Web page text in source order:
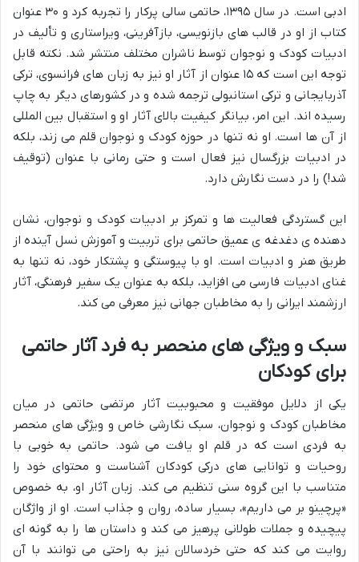
ادبی است. در سال ۱۳۹۵، حاتمی سالی پرکار را تجربه کرد و ۳۰ عنوان
کتاب از او در قالب های بازنویسی، بازآفرینی، ویراستاری و تألیف در
ادبیات کودک و نوجوان توسط ناشران مختلف منتشر شد. نکته قابل
توجه این است که ۱۵ عنوان از آثار او نیز به زبان های فرانسوی، ترکی
آذربایجانی و ترکی استانبولی ترجمه شده و در کشورهای دیگر به چاپ
رسیده اند. این امر، بیانگر کیفیت بالای آثار او و استقبال بین المللی
از آن ها است. او نه تنها در حوزه کودک و نوجوان قلم می زند، بلکه
در ادبیات بزرگسال نیز فعال است و حتی رمانی با عنوان (توقیف
شد!) را در دست نگارش دارد.
این گستردگی فعالیت ها و تمرکز بر ادبیات کودک و نوجوان، نشان
دهنده ی دغدغه ی عمیق حاتمی برای تربیت و آموزش نسل آینده از
طریق هنر و ادبیات است. او با پیوستگی و پشتکار خود، نه تنها به
غنای ادبیات فارسی می افزاید، بلکه به عنوان یک سفیر فرهنگی، آثار
ارزشمند ایرانی را به مخاطبان جهانی نیز معرفی می کند.
سبک و ویژگی های منحصر به فرد آثار حاتمی
برای کودکان
یکی از دلایل موفقیت و محبوبیت آثار مرتضی حاتمی در میان
مخاطبان کودک و نوجوان، سبک نگارشی خاص و ویژگی های منحصر
به فردی است که در قلم او یافت می شود. حاتمی به خوبی با
روحیات و توانایی های درکی کودکان آشناست و محتوای خود را
متناسب با این گروه سنی تنظیم می کند. زبان آثار او، به خصوص
«پرچینو بر می داریم»، بسیار ساده، روان و جذاب است. او از واژگان
پیچیده و جملات طولانی پرهیز می کند و داستان ها را به گونه ای
روایت می کند که حتی خردسالان نیز به راحتی می توانند با آن